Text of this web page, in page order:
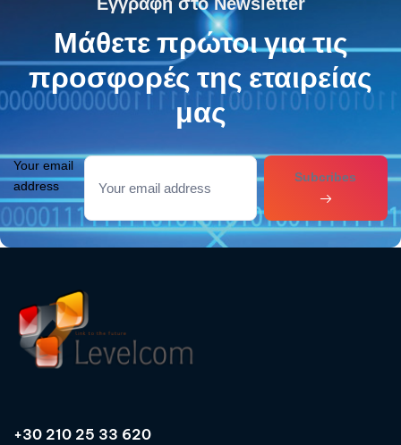
Εγγραφή στο Newsletter
Μάθετε πρώτοι για τις
προσφορές της εταιρείας
μας
Your email
address
Subcribes
+30 210 25 33 620